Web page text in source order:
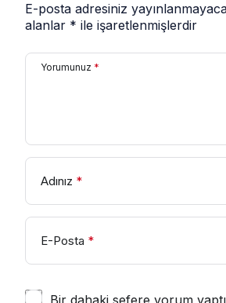
E-posta adresiniz
alanlar * ile işaretlenmişlerdir
Yorumunuz *
Adınız *
E-Posta *